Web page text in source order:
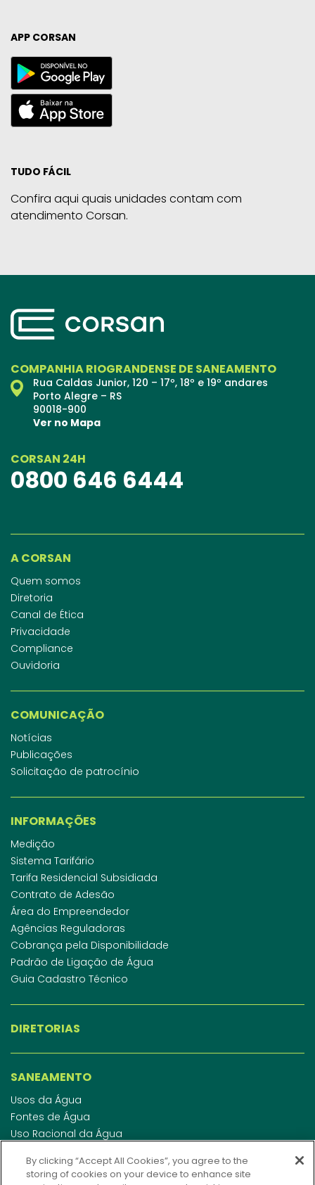
APP CORSAN
TUDO FÁCIL
Confira aqui quais unidades contam com
atendimento Corsan.
COMPANHIA RIOGRANDENSE DE SANEAMENTO
Rua Caldas Junior, 120 – 17º, 18º e 19º andares
Porto Alegre – RS
90018-900
Ver no Mapa
CORSAN 24H
0800 646 6444
A CORSAN
Quem somos
Diretoria
Canal de Ética
Privacidade
Compliance
Ouvidoria
COMUNICAÇÃO
Notícias
Publicações
Solicitação de patrocínio
INFORMAÇÕES
Medição
Sistema Tarifário
Tarifa Residencial Subsidiada
Contrato de Adesão
Área do Empreendedor
Agências Reguladoras
Cobrança pela Disponibilidade
Padrão de Ligação de Água
Guia Cadastro Técnico
DIRETORIAS
SANEAMENTO
Usos da Água
Fontes de Água
Uso Racional da Água
Esgotamento Sanitário
By clicking “Accept All Cookies”, you agree to the
storing of cookies on your device to enhance site